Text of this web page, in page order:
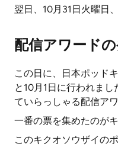
翌日、10月31日火曜日
配信アワード
この日に、日本ポッド
と10月1日に行われま
ていらっしゃる配信ア
一番の票を集めたのが
このキクオソウザイの